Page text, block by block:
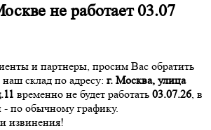
не работает 03.07
и партнеры, просим Вас обратить
склад по адресу: г. Москва, улица
временно не будет работать 03.07.26, в
- по обычному графику.
извинения!